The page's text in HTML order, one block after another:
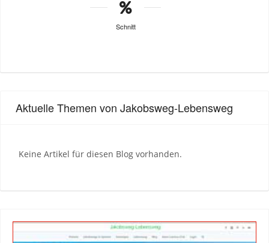
Schnitt
Aktuelle Themen von Jakobsweg-Lebensweg
Keine Artikel für diesen Blog vorhanden.